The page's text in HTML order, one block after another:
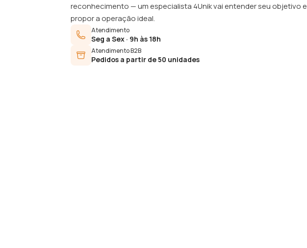
reconhecimento — um especialista 4Unik vai entender seu objetivo e
propor a operação ideal.
Atendimento
Seg a Sex · 9h às 18h
Atendimento B2B
Pedidos a partir de 50 unidades